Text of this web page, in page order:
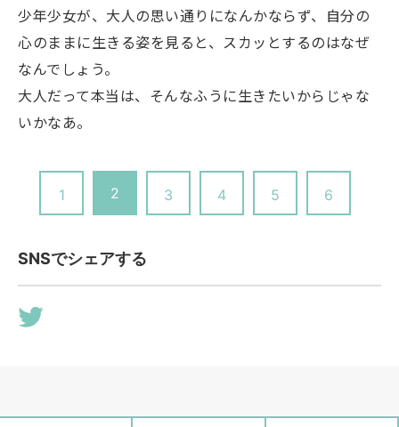
少年少女が、大人の思い通りになんかならず、自分の
心のままに生きる姿を見ると、スカッとするのはなぜ
なんでしょう。
大人だって本当は、そんなふうに生きたいからじゃな
いかなあ。
1 2 3 4 5 6
SNSでシェアする